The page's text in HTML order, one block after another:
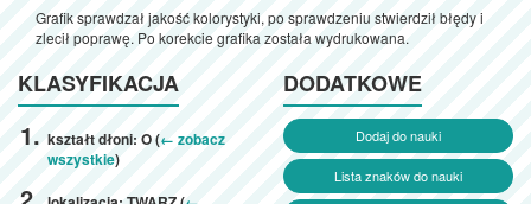
Grafik sprawdzał jakość kolorystyki, po sprawdzeniu stwierdził błędy i
zlecił poprawę. Po korekcie grafika została wydrukowana.
KLASYFIKACJA
kształt dłoni: O (← zobacz
wszystkie)
DODATKOWE
Dodaj do nauki
Lista znaków do nauki